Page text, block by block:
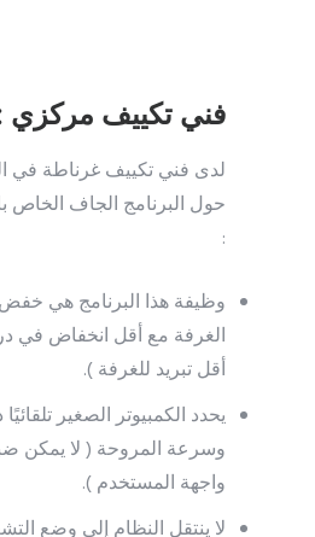
فني تكييف مركزي
لدى فني تكييف غرناطة في
حول البرنامج الجاف الخاص
:
وظيفة هذا البرنامج هي
الغرفة مع أقل انخفاض في
أقل تبريد للغرفة ).
يحدد الكمبيوتر الصغير
وسرعة المروحة ( لا يمكن
واجهة المستخدم ).
لا ينتقل النظام إلى وضع